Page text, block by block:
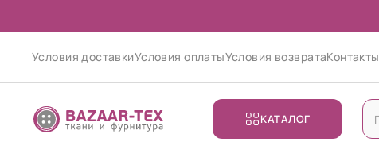
Условия доставкиУсловия оплатыУсловия возвратаКонтакты
КАТАЛОГ